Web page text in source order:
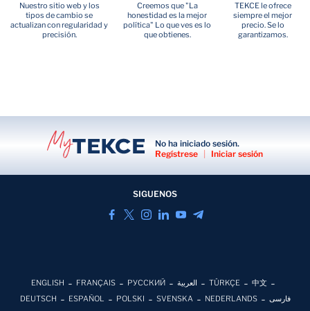
Nuestro sitio web y los
tipos de cambio se
actualizan con regularidad y
precisión.
Creemos que "La
honestidad es la mejor
política" Lo que ves es lo
que obtienes.
TEKCE le ofrece
siempre el mejor
precio. Se lo
garantizamos.
No ha iniciado sesión.
Regístrese | Iniciar sesión
SIGUENOS
ENGLISH FRANÇAIS РУССКИЙ العربية TÜRKÇE
中文
DEUTSCH
ESPAÑOL POLSKI SVENSKA NEDERLANDS فارسی